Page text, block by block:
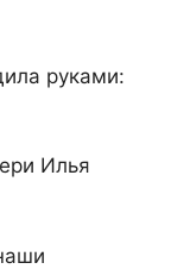
руками:
Илья